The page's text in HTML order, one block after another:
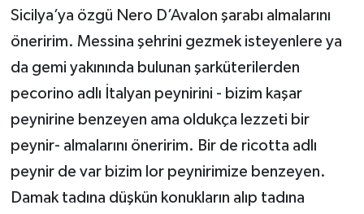
Sicilya’ya özgü Nero D’Avalon şarabı almalarını
öneririm. Messina şehrini gezmek isteyenlere ya
da gemi yakınında bulunan şarküterilerden
pecorino adlı İtalyan peynirini - bizim kaşar
peynirine benzeyen ama oldukça lezzeti bir
peynir- almalarını öneririm. Bir de ricotta adlı
peynir de var bizim lor peynirimize benzeyen.
Damak tadına düşkün konukların alıp tadına